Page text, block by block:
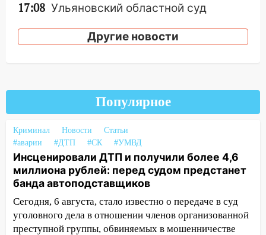
17:08 Ульяновский областной суд
«УльяновскФармации» за махинации на
3,2 млн рублей
Чемпионате России
16:02 В Ульяновской области убрали
более 28% площадей зерновых и
зернобобовых культур
15:51 Бросила кирпич в жену брата: в
Ульяновской области завели дело на
агрессивную женщину
15:47 На улице Радищева сбили
курьера: крупная авария в Ульяновске
Другие новости
Популярное
Криминал Новости
Статьи
#аварии
#ДТП #СК #УМВД
Инсценировали ДТП и получили более 4,6
миллиона рублей: перед судом предстанет
банда автоподставщиков
Сегодня, 6 августа, стало известно о передаче в суд
уголовного дела в отношении членов организованной
преступной группы, обвиняемых в мошенничестве